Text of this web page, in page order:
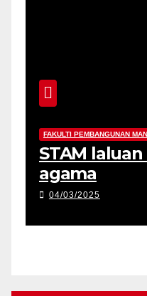
FAKULTI PEMBANGUNAN
STAM
agama
04/03/2025